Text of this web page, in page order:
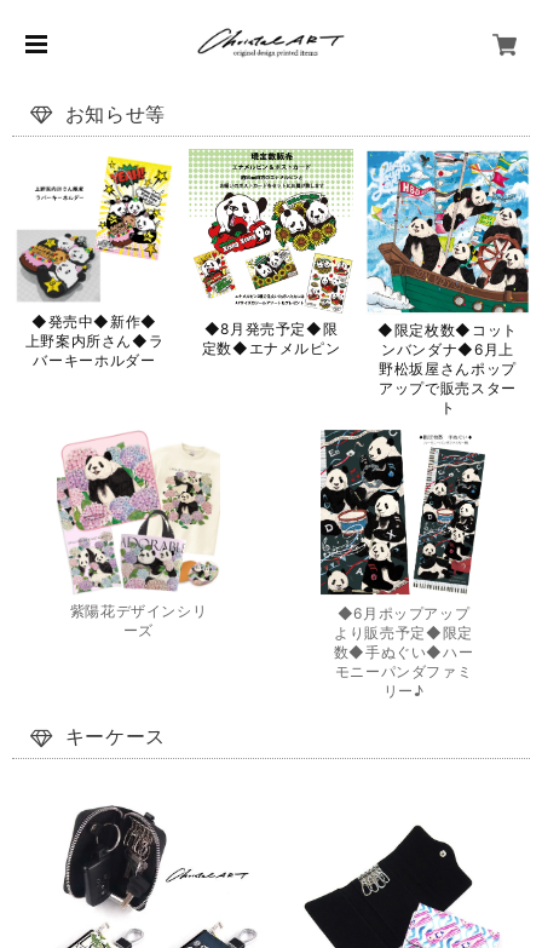
お知らせ等
◆発売中◆新作◆
上野案内所さん◆ラ
バーキーホルダー
◆8月発売予定◆限
定数◆エナメルピン
◆限定枚数◆コット
ンバンダナ◆6月上
野松坂屋さんポップ
アップで販売スター
ト
紫陽花デザインシリ
ーズ
◆6月ポップアップ
より販売予定◆限定
数◆手ぬぐい◆ハー
モニーパンダファミ
リー♪
キーケース